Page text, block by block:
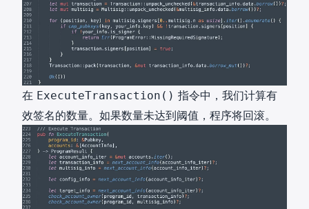
在 ExecuteTransaction() 指令中，我们计算有
效签名的数量。如果数量未达到阈值，程序将回滚。